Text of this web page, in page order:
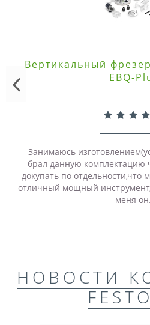
Вертикальный
EBQ-
Занимаюсь
брал данную комплектацию
докупать по отдельности,что
отличный мощный
меня
НОВОСТИ